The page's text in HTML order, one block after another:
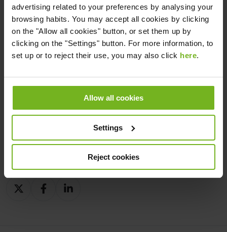
advertising related to your preferences by analysing your
browsing habits. You may accept all cookies by clicking
on the "Allow all cookies" button, or set them up by
clicking on the "Settings" button. For more information, to
set up or to reject their use, you may also click here.
Allow all cookies
Settings
Reject cookies
enviaremos un email informativo)
Acepto la política de privacidad
de la Fundación
Pasqual Maragall para que me mantenga informado/a
sobre sus iniciativas. Puedo ejercer mis derechos en
gdpr@fpmaragall.org.
CompartirCompartirCompartir